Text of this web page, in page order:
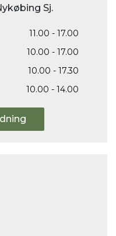
Sj.
11.00 - 17.00
10.00 - 17.00
10.00 - 17.30
10.00 - 14.00